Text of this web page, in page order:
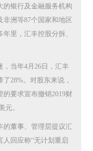
的银行及金融服务机构
洲等87个国家和地区
里，汇丰控股分拆、
，当年4月26日，汇丰
28%。对股东来说，
要求宣布撤销2019财
元。
的董事、管理层提议汇
回应称“无计划重启